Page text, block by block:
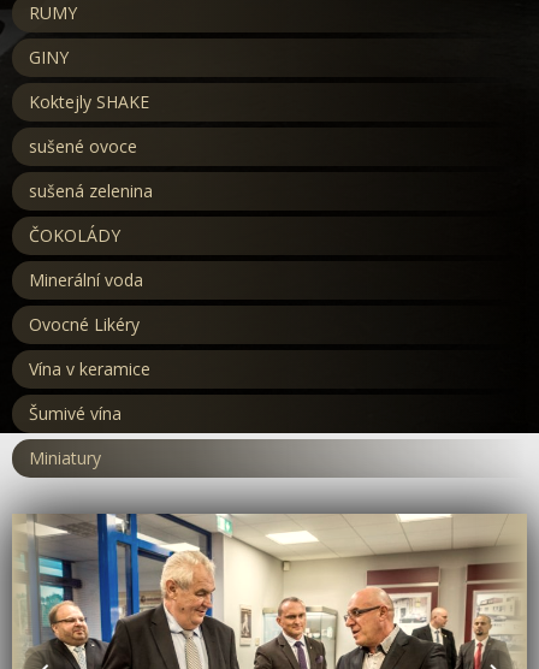
RUMY
GINY
Koktejly SHAKE
sušené ovoce
sušená zelenina
ČOKOLÁDY
Minerální voda
Ovocné Likéry
Vína v keramice
Šumivé vína
Miniatury